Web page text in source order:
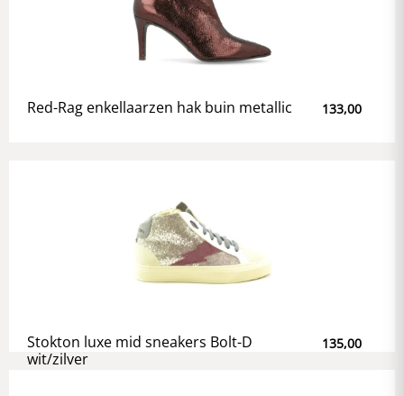
Red-Rag enkellaarzen hak buin metallic 133,00
Stokton luxe mid sneakers Bolt-D
wit/zilver
135,00